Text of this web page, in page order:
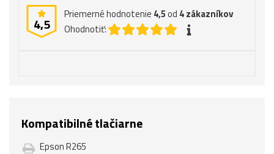
4,5
Priemerné hodnotenie 4,5od 4zákazníkov
Ohodnotiť:
Kompatibilné tlačiarne
Epson R265